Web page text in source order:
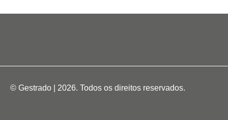
© Gestrado | 2026. Todos os direitos reservados.